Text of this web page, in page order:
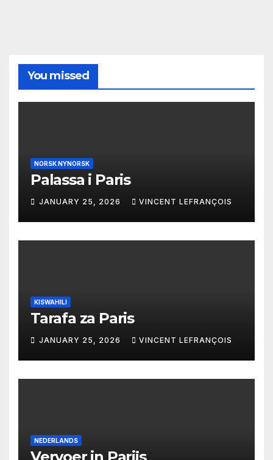
You missed
NORSK NYNORSK
Palassa i Paris
JANUARY 25, 2026 VINCENT LEFRANÇOIS
KISWAHILI
Tarafa za Paris
JANUARY 25, 2026 VINCENT LEFRANÇOIS
NEDERLANDS